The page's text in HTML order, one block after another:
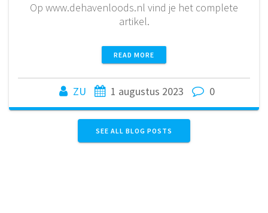
Op www.dehavenloods.nl vind je het complete
artikel.
READ MORE
ZU 1 augustus 2023 0
SEE ALL BLOG POSTS